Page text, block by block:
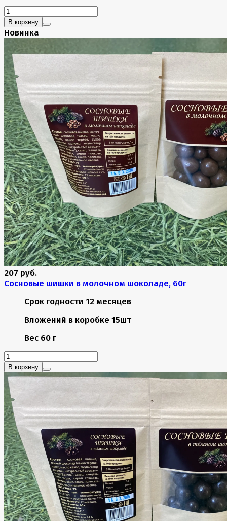
В корзину
Новинка
207 руб.
Сосновые шишки в молочном шоколаде, 60г
Срок годности 12 месяцев
Вложений в коробке 15шт
Вес 60 г
В корзину